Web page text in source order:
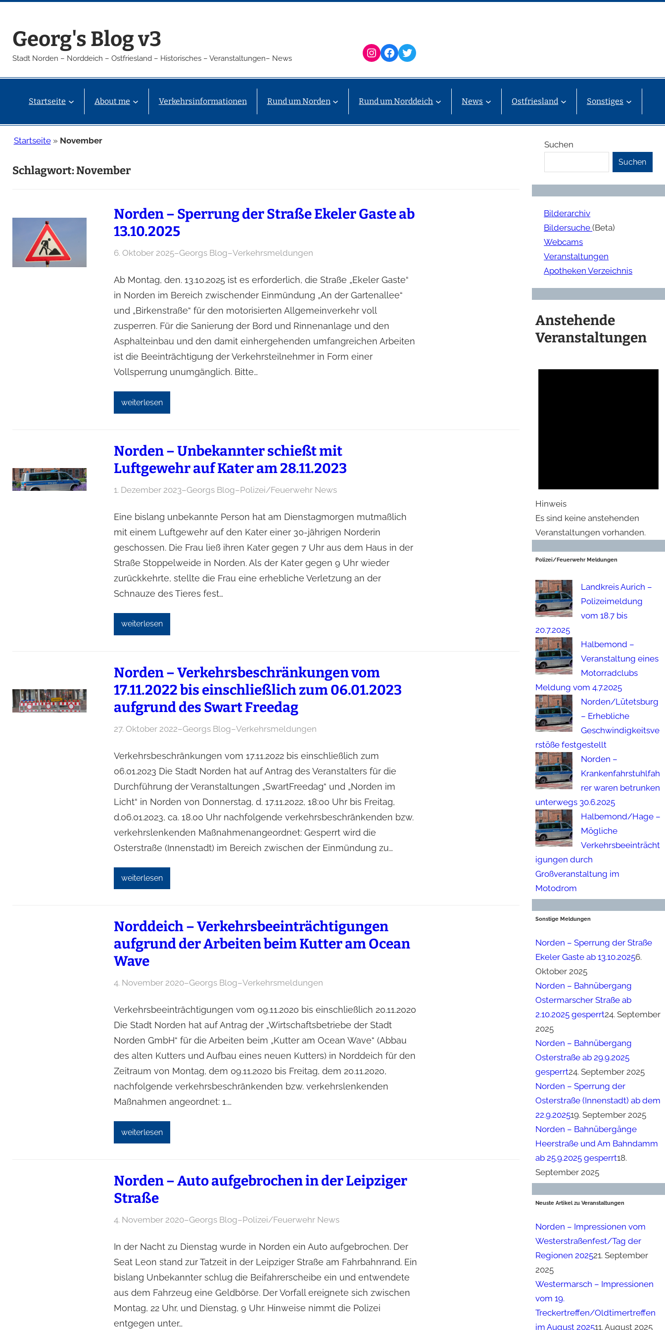
springen
Georg's Blog v3
Stadt Norden – Norddeich – Ostfriesland – Historisches – Veranstaltungen– News Instagram Facebook Twitter
Startseite About me Verkehrsinformationen Rund um Norden Rund um Norddeich News Ostfriesland Sonstiges
Startseite» November
Schlagwort:November
Norden – Sperrung der Straße Ekeler Gaste ab
13.10.2025
6. Oktober 2025–Georgs Blog–Verkehrsmeldungen
Ab Montag, den. 13.10.2025 ist es erforderlich, die Straße „Ekeler Gaste“
in Norden im Bereich zwischender Einmündung „An der Gartenallee“
und „Birkenstraße“ für den motorisierten Allgemeinverkehr voll
zusperren. Für die Sanierung der Bord und Rinnenanlage und den
Asphalteinbau und den damit einhergehenden umfangreichen Arbeiten
ist die Beeinträchtigung der Verkehrsteilnehmer in Form einer
Vollsperrung unumgänglich. Bitte…
weiterlesen
Norden – Unbekannter schießt mit
Luftgewehr auf Kater am 28.11.2023
1. Dezember 2023–Georgs Blog–Polizei/Feuerwehr News
Eine bislang unbekannte Person hat am Dienstagmorgen mutmaßlich
mit einem Luftgewehr auf den Kater einer 30-jährigen Norderin
geschossen. Die Frau ließ ihren Kater gegen 7 Uhr aus dem Haus in der
Straße Stoppelweide in Norden. Als der Kater gegen 9 Uhr wieder
zurückkehrte, stellte die Frau eine erhebliche Verletzung an der
Schnauze des Tieres fest…
weiterlesen
Norden – Verkehrsbeschränkungen vom
17.11.2022 bis einschließlich zum 06.01.2023
aufgrund des Swart Freedag
27. Oktober 2022–Georgs Blog–Verkehrsmeldungen
Verkehrsbeschränkungen vom 17.11.2022 bis einschließlich zum
06.01.2023 Die Stadt Norden hat auf Antrag des Veranstalters für die
Durchführung der Veranstaltungen „SwartFreedag“ und „Norden im
Licht“ in Norden von Donnerstag, d. 17.11.2022, 18:00 Uhr bis Freitag,
d.06.01.2023, ca. 18.00 Uhr nachfolgende verkehrsbeschränkenden bzw.
verkehrslenkenden Maßnahmenangeordnet: Gesperrt wird die
Osterstraße (Innenstadt) im Bereich zwischen der Einmündung zu…
weiterlesen
Norddeich – Verkehrsbeeinträchtigungen
aufgrund der Arbeiten beim Kutter am Ocean
Wave
4. November 2020–Georgs Blog–Verkehrsmeldungen
Verkehrsbeeinträchtigungen vom 09.11.2020 bis einschließlich 20.11.2020
Die Stadt Norden hat auf Antrag der „Wirtschaftsbetriebe der Stadt
Norden GmbH“ für die Arbeiten beim „Kutter am Ocean Wave“ (Abbau
des alten Kutters und Aufbau eines neuen Kutters) in Norddeich für den
Zeitraum von Montag, dem 09.11.2020 bis Freitag, dem 20.11.2020,
nachfolgende verkehrsbeschränkenden bzw. verkehrslenkenden
Maßnahmen angeordnet: 1.…
weiterlesen
Norden – Auto aufgebrochen in der Leipziger
Straße
4. November 2020–Georgs Blog–Polizei/Feuerwehr News
In der Nacht zu Dienstag wurde in Norden ein Auto aufgebrochen. Der
Seat Leon stand zur Tatzeit in der Leipziger Straße am Fahrbahnrand. Ein
bislang Unbekannter schlug die Beifahrerscheibe ein und entwendete
aus dem Fahrzeug eine Geldbörse. Der Vorfall ereignete sich zwischen
Montag, 22 Uhr, und Dienstag, 9 Uhr. Hinweise nimmt die Polizei
entgegen unter…
Suchen
Suchen
Bilderarchiv
Bildersuche(Beta)
Webcams
Veranstaltungen
Apotheken Verzeichnis
Anstehende
Veranstaltungen
Hinweis
Es sind keine anstehenden
Veranstaltungen vorhanden.
Polizei/Feuerwehr Meldungen
Landkreis Aurich –
Polizeimeldung
vom 18.7 bis
20.7.2025
Halbemond –
Veranstaltung eines
Motorradclubs
Meldung vom 4.7.2025
Norden/Lütetsburg
– Erhebliche
Geschwindigkeitsve
rstöße festgestellt
Norden –
Krankenfahrstuhlfah
rer waren betrunken
unterwegs 30.6.2025
Halbemond/Hage –
Mögliche
Verkehrsbeeinträcht
igungen durch
Großveranstaltung im
Motodrom
Sonstige Meldungen
Norden – Sperrung der Straße
Ekeler Gaste ab 13.10.20256.
Oktober 2025
Norden – Bahnübergang
Ostermarscher Straße ab
2.10.2025 gesperrt24. September
2025
Norden – Bahnübergang
Osterstraße ab 29.9.2025
gesperrt24. September 2025
Norden – Sperrung der
Osterstraße (Innenstadt) ab dem
22.9.202519. September 2025
Norden – Bahnübergänge
Heerstraße und Am Bahndamm
ab 25.9.2025 gesperrt18.
September 2025
Neuste Artikel zu Veranstaltungen
Norden – Impressionen vom
Westerstraßenfest/Tag der
Regionen 202521. September
2025
Westermarsch – Impressionen
vom 19.
Treckertreffen/Oldtimertreffen
im August 202511. August 2025